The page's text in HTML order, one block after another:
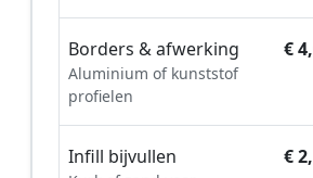
Borders & afwerking
Aluminium of kunststof
profielen
€
Infill bijvullen €